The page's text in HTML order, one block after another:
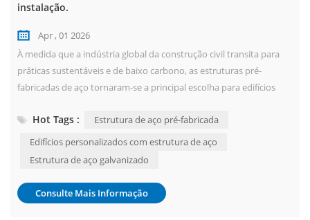
instalação.
Apr , 01 2026
À medida que a indústria global da construção civil transita para
práticas sustentáveis e de baixo carbono, as estruturas pré-
fabricadas de aço tornaram-se a principal escolha para edifícios
construção rápida, materiais recicláveis e desempenho sísmico
superior. No entanto, as vantagens das estruturas pré-fabricadas
de aço não são ineren...
Hot Tags :
Estrutura de aço pré-fabricada
Edifícios personalizados com estrutura de aço
Estrutura de aço galvanizado
Consulte Mais Informação